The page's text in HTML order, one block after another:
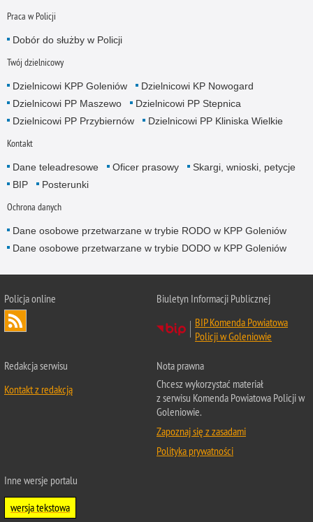
Praca w Policji
Dobór do służby w Policji
Twój dzielnicowy
Dzielnicowi KPP Goleniów
Dzielnicowi KP Nowogard
Dzielnicowi PP Maszewo
Dzielnicowi PP Stepnica
Dzielnicowi PP Przybiernów
Dzielnicowi PP Kliniska Wielkie
Kontakt
Dane teleadresowe Oficer prasowy
Skargi, wnioski, petycje
BIP
Posterunki
Ochrona danych
Dane osobowe przetwarzane w trybie RODO w KPP Goleniów
Dane osobowe przetwarzane w trybie DODO w KPP Goleniów
Policja online
Biuletyn Informacji Publicznej
BIP Komenda Powiatowa
Policji w Goleniowie
Redakcja serwisu
Kontakt z redakcją
Nota prawna
Chcesz wykorzystać materiał
z serwisu Komenda Powiatowa Policji w
Goleniowie.
Zapoznaj się z zasadami
Polityka prywatności
Inne wersje portalu
wersja tekstowa